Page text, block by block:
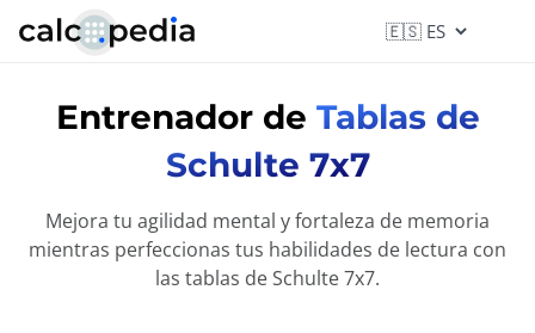
Entrenador de Tablas de
Schulte 7x7
Mejora tu agilidad mental y fortaleza de memoria
mientras perfeccionas tus habilidades de lectura con
las tablas de Schulte 7x7.